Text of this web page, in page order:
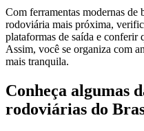
Com ferramentas modernas de
rodoviária mais próxima,
plataformas de saída e conferir
Assim, você se organiza com
mais tranquila.
Conheça algumas
rodoviárias do